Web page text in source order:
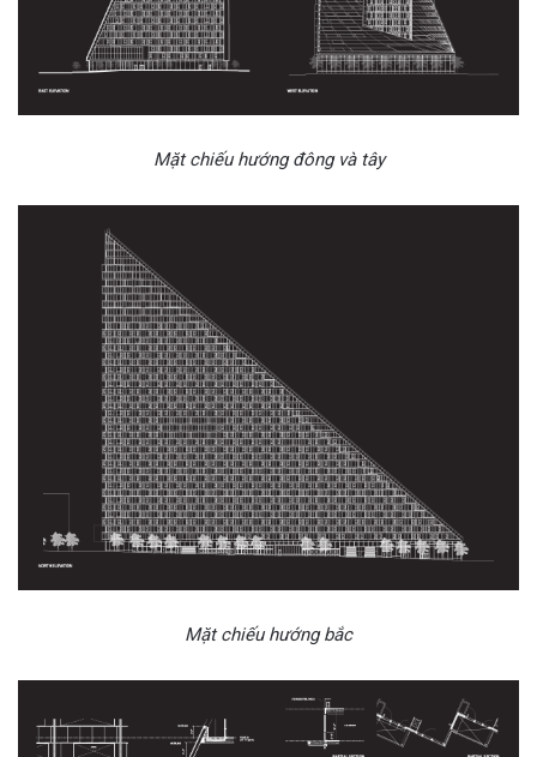
Mặt chiếu hướng đông và tây
Mặt chiếu hướng bắc